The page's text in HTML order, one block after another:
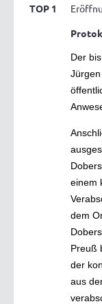
TOP 1
Der
einem
dem
Preuß
der
aus